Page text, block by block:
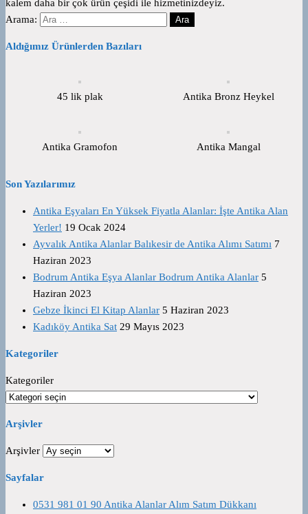
kalem daha bir çok ürün çeşidi ile hizmetinizdeyiz.
Arama:
Aldığımız Ürünlerden Bazıları
45 lik plak Antika Bronz Heykel
Antika Gramofon Antika Mangal
Son Yazılarımız
Antika Eşyaları En Yüksek Fiyatla Alanlar: İşte Antika Alan
Yerler! 19 Ocak 2024
Ayvalık Antika Alanlar Balıkesir de Antika Alımı Satımı 7
Haziran 2023
Bodrum Antika Eşya Alanlar Bodrum Antika Alanlar 5
Haziran 2023
Gebze İkinci El Kitap Alanlar 5 Haziran 2023
Kadıköy Antika Sat 29 Mayıs 2023
Kategoriler
Kategoriler
Arşivler
Arşivler
Sayfalar
0531 981 01 90 Antika Alanlar Alım Satım Dükkanı